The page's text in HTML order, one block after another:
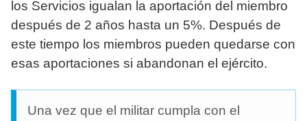
los Servicios igualan la aportación del miembro
después de 2 años hasta un 5%. Después de
este tiempo los miembros pueden quedarse con
esas aportaciones si abandonan el ejército.
Una vez que el militar cumpla con el